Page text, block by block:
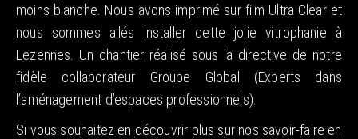
moins blanche. Nous avons imprimé sur film Ultra Clear et
nous sommes allés installer cette jolie vitrophanie à
Lezennes. Un chantier réalisé sous la directive de notre
fidèle collaborateur Groupe Global (Experts dans
l’aménagement d’espaces professionnels).
Si vous souhaitez en découvrir plus sur nos savoir-faire en